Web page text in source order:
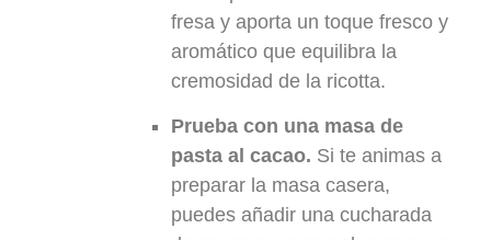
fresa y aporta un toque fresco y
aromático que equilibra la
cremosidad de la ricotta.
Prueba con una masa de
pasta al cacao. Si te animas a
preparar la masa casera,
puedes añadir una cucharada